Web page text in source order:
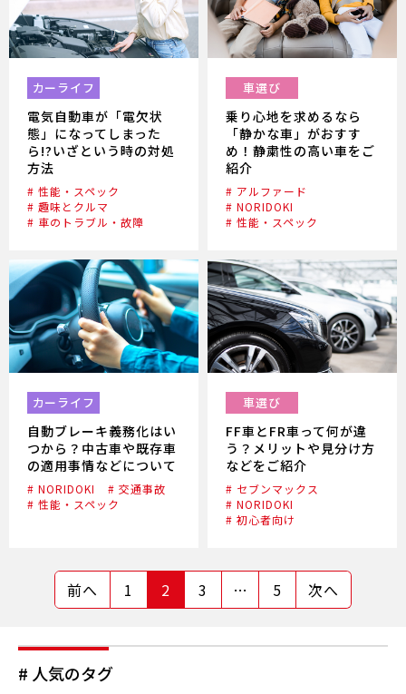
カーライフ
電気自動車が「電欠状
態」になってしまった
ら!?いざという時の対処
方法
# 性能・スペック
# 趣味とクルマ
# 車のトラブル・故障
車選び
乗り心地を求めるなら
「静かな車」がおすす
め！静粛性の高い車をご
紹介
# アルファード
# NORIDOKI
# 性能・スペック
カーライフ
自動ブレーキ義務化はい
つから？中古車や既存車
の適用事情などについて
# NORIDOKI
# 交通事故
# 性能・スペック
車選び
FF車とFR車って何が違
う？メリットや見分け方
などをご紹介
# セブンマックス
# NORIDOKI
# 初心者向け
前へ 1 2 3 … 5 次へ
# 人気のタグ